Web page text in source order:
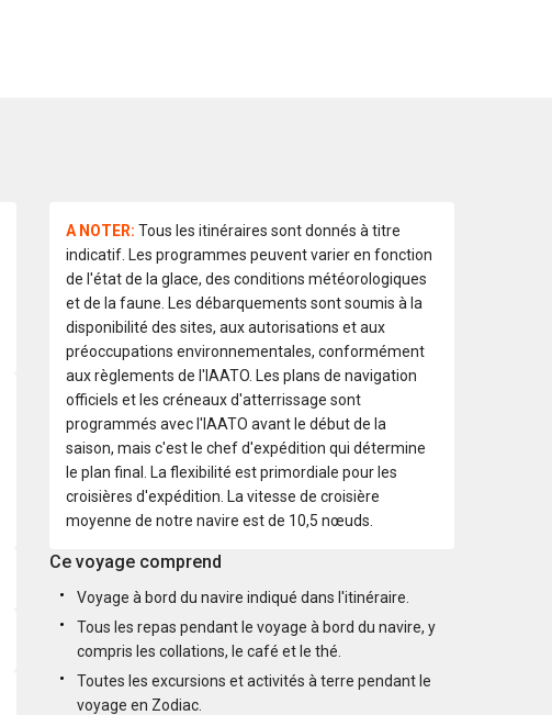
A NOTER: Tous les itinéraires sont donnés à titre
indicatif. Les programmes peuvent varier en fonction
de l'état de la glace, des conditions météorologiques
et de la faune. Les débarquements sont soumis à la
disponibilité des sites, aux autorisations et aux
préoccupations environnementales, conformément
aux règlements de l'IAATO. Les plans de navigation
officiels et les créneaux d'atterrissage sont
programmés avec l'IAATO avant le début de la
saison, mais c'est le chef d'expédition qui détermine
le plan final. La flexibilité est primordiale pour les
croisières d'expédition. La vitesse de croisière
moyenne de notre navire est de 10,5 nœuds.
Ce voyage comprend
Voyage à bord du navire indiqué dans l'itinéraire.
Tous les repas pendant le voyage à bord du navire, y
compris les collations, le café et le thé.
Toutes les excursions et activités à terre pendant le
voyage en Zodiac.